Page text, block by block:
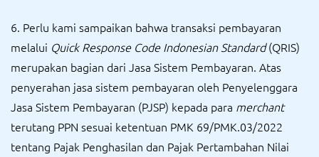
6. Perlu kami sampaikan bahwa transaksi pembayaran
melalui Quick Response Code Indonesian Standard(QRIS)
merupakan bagian dari Jasa Sistem Pembayaran. Atas
penyerahan jasa sistem pembayaran oleh Penyelenggara
Jasa Sistem Pembayaran (PJSP) kepada para merchant
terutang PPN sesuai ketentuan PMK 69/PMK.03/2022
tentang Pajak Penghasilan dan Pajak Pertambahan Nilai